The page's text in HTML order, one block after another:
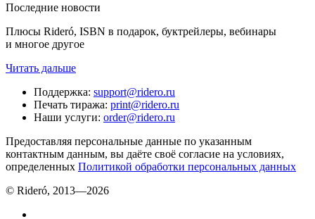
Последние новости
Плюсы Rideró, ISBN в подарок, буктрейлеры, вебинары
и многое другое
Читать дальше
Поддержка: support@ridero.ru
Печать тиража: print@ridero.ru
Наши услуги: order@ridero.ru
Предоставляя персональные данные по указанным
контактным данным, вы даёте своё согласие на условиях,
определенных Политикой обработки персональных данных
© Rideró, 2013—2026